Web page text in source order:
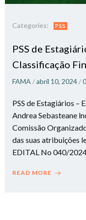
Categories: PSS
PSS de
Classificação
FAMA /abril 10, 2024 /0
PSS de Estagiários –
Andrea Sebasteane
Comissão
das suas atribuições
EDITAL No 040/
READ MORE